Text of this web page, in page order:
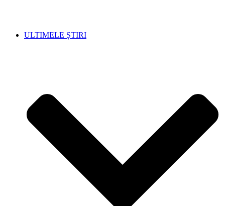
ULTIMELE ȘTIRI